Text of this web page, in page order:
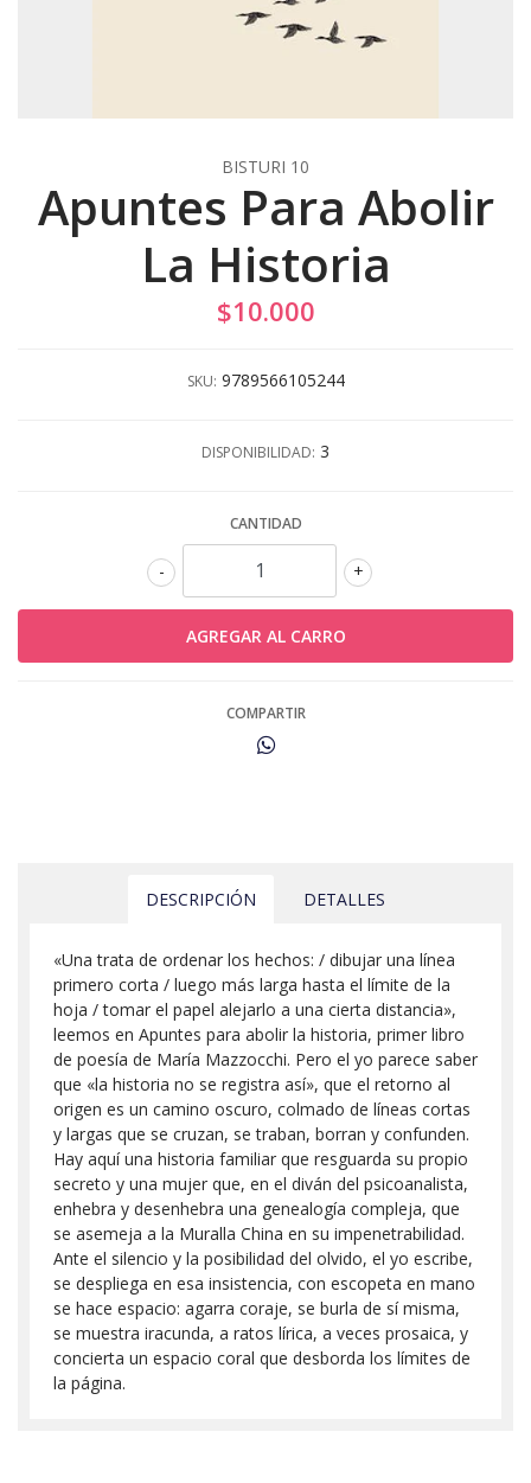
BISTURI 10
Apuntes Para Abolir
La Historia
$10.000
SKU: 9789566105244
DISPONIBILIDAD: 3
CANTIDAD
+
-
COMPARTIR
DESCRIPCIÓN DETALLES
«Una trata de ordenar los hechos: / dibujar una línea
primero corta / luego más larga hasta el límite de la
hoja / tomar el papel alejarlo a una cierta distancia»,
leemos en Apuntes para abolir la historia, primer libro
de poesía de María Mazzocchi. Pero el yo parece saber
que «la historia no se registra así», que el retorno al
origen es un camino oscuro, colmado de líneas cortas
y largas que se cruzan, se traban, borran y confunden.
Hay aquí una historia familiar que resguarda su propio
secreto y una mujer que, en el diván del psicoanalista,
enhebra y desenhebra una genealogía compleja, que
se asemeja a la Muralla China en su impenetrabilidad.
Ante el silencio y la posibilidad del olvido, el yo escribe,
se despliega en esa insistencia, con escopeta en mano
se hace espacio: agarra coraje, se burla de sí misma,
se muestra iracunda, a ratos lírica, a veces prosaica, y
concierta un espacio coral que desborda los límites de
la página.